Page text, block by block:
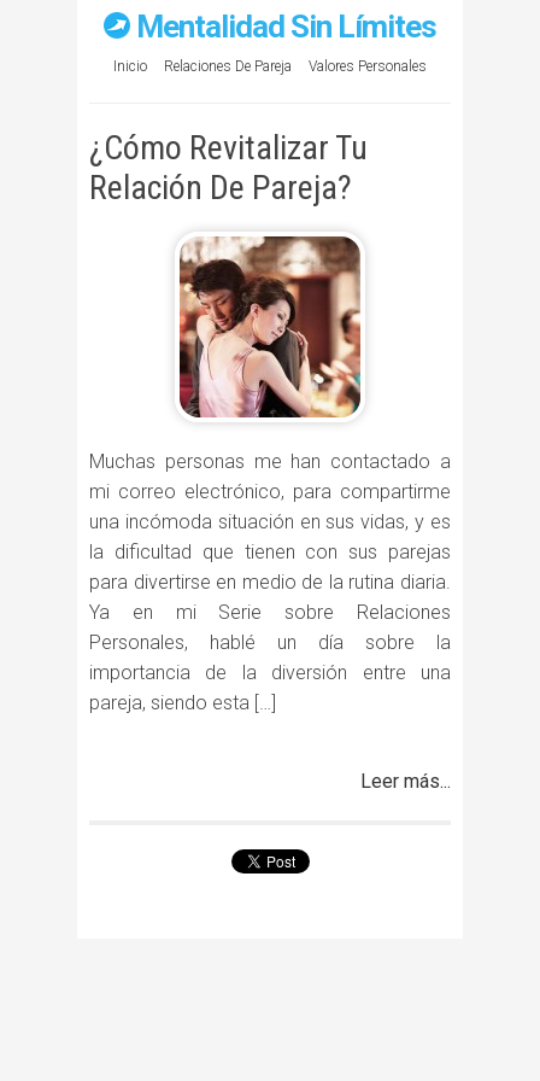
Mentalidad Sin Límites
Inicio Relaciones De Pareja Valores Personales
¿Cómo Revitalizar Tu
Relación De Pareja?
Muchas personas me han contactado a
mi correo electrónico, para compartirme
una incómoda situación en sus vidas, y es
la dificultad que tienen con sus parejas
para divertirse en medio de la rutina diaria.
Ya en mi Serie sobre Relaciones
Personales, hablé un día sobre la
importancia de la diversión entre una
pareja, siendo esta […]
Leer más...